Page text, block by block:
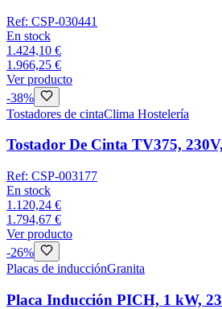
Ref: CSP-030441
En stock
1.424,10 €
1.966,25 €
Ver producto
-38%
Tostadores de cintaClima Hostelería
Tostador De Cinta TV375,
Ref: CSP-003177
En stock
1.120,24 €
1.794,67 €
Ver producto
-26%
Placas de inducciónGranita
Placa Inducción PICH, 1 kW,